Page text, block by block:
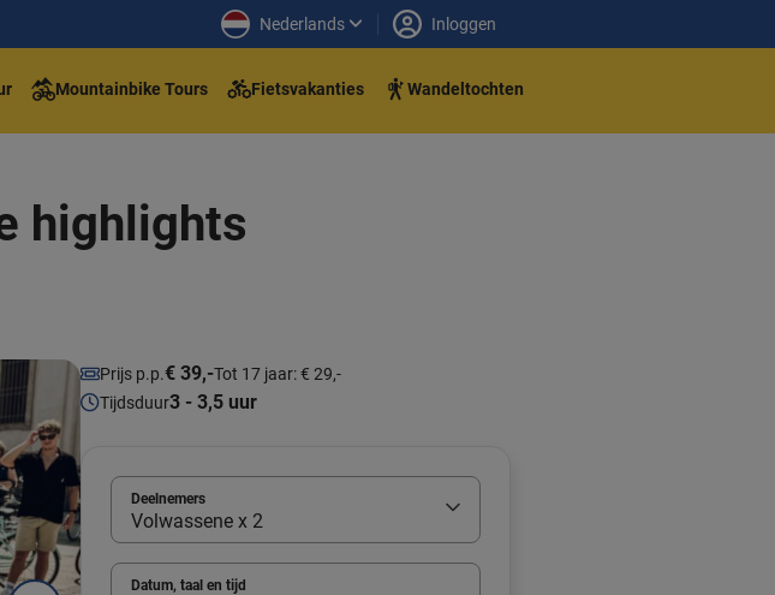
Nederlands Inloggen
Mountainbike Tours Fietsvakanties Wandeltochten
highlights
Prijs p.p.€ 39,-Tot 17 jaar: € 29,-
Tijdsduur3 - 3,5 uur
Deelnemers
Volwassene x 2
Datum, taal en tijd